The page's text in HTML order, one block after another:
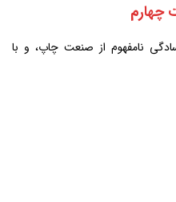
نامفهوم از صنعت چاپ، و با